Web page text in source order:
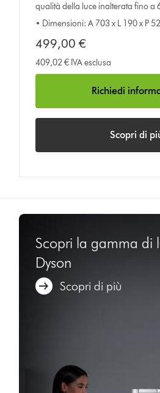
qualità della luce inalterata fino a
• Dimensioni: A 703 x L 190 x P
499,00 €
409,02 € IVA esclusa
Richiedi
Scopri di
Scopri la gamma di
Dyson
Scopri di più